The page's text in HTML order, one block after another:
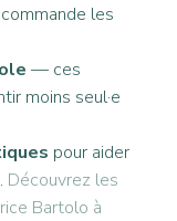
les
— ces
moins seul·e
pour aider
Découvrez les
Bartolo à